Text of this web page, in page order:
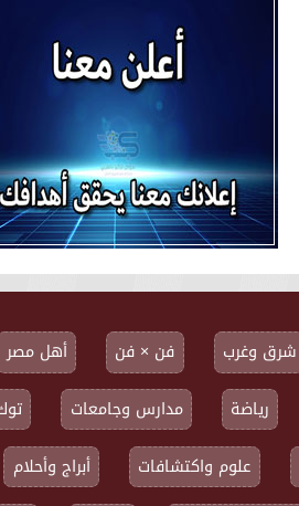
شرق وغرب فن × فن
أهل مصر
رياضة مدارس وجامعات
علوم واكتشافات أبراج وأحلام